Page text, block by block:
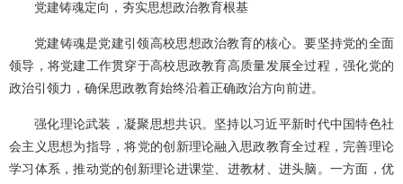
党建铸魂定向，夯实思想政治教育根基
党建铸魂是党建引领高校思想政治教育的核心。要坚持党的全面
领导，将党建工作贯穿于高校思政教育高质量发展全过程，强化党的
政治引领力，确保思政教育始终沿着正确政治方向前进。
强化理论武装，凝聚思想共识。坚持以习近平新时代中国特色社
会主义思想为指导，将党的创新理论融入思政教育全过程，完善理论
学习体系，推动党的创新理论进课堂、进教材、进头脑。一方面，优